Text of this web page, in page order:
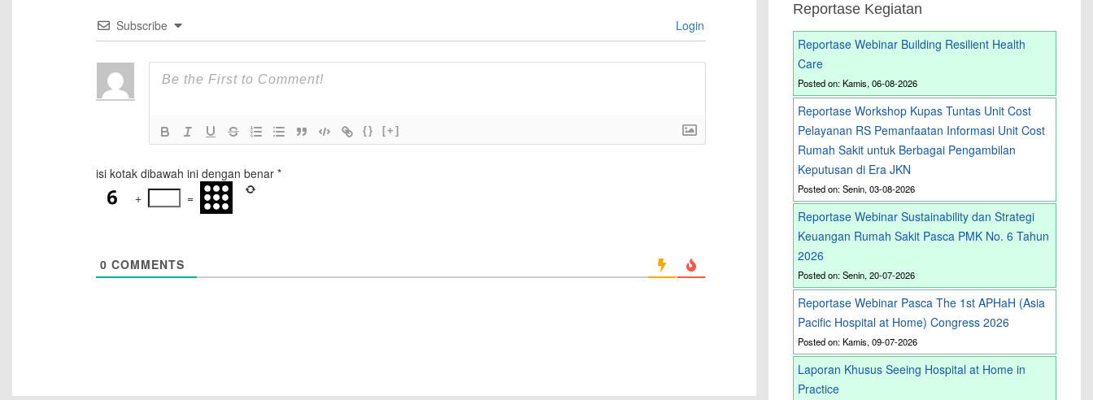
Subscribe Login
{} [+]
isi kotak dibawah ini dengan benar*
+
=
0 COMMENTS
Reportase Kegiatan
Reportase Webinar Building Resilient Health
Care
Posted on: Kamis, 06-08-2026
Reportase Workshop Kupas Tuntas Unit Cost
Pelayanan RS Pemanfaatan Informasi Unit Cost
Rumah Sakit untuk Berbagai Pengambilan
Keputusan di Era JKN
Posted on: Senin, 03-08-2026
Reportase Webinar Sustainability dan Strategi
Keuangan Rumah Sakit Pasca PMK No. 6 Tahun
2026
Posted on: Senin, 20-07-2026
Reportase Webinar Pasca The 1st APHaH (Asia
Pacific Hospital at Home) Congress 2026
Posted on: Kamis, 09-07-2026
Laporan Khusus Seeing Hospital at Home in
Practice